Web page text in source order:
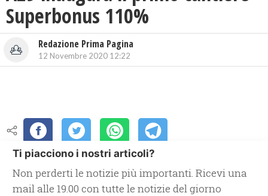
Superbonus 110%
Redazione Prima Pagina
12 Novembre 2020 12:22
Ti piacciono i nostri articoli?
Non perderti le notizie più importanti. Ricevi una
mail alle 19.00 con tutte le notizie del giorno